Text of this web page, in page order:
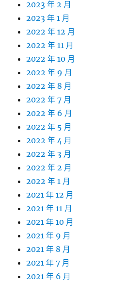
2023 年 2 月
2023 年 1 月
2022 年 12 月
2022 年 11 月
2022 年 10 月
2022 年 9 月
2022 年 8 月
2022 年 7 月
2022 年 6 月
2022 年 5 月
2022 年 4 月
2022 年 3 月
2022 年 2 月
2022 年 1 月
2021 年 12 月
2021 年 11 月
2021 年 10 月
2021 年 9 月
2021 年 8 月
2021 年 7 月
2021 年 6 月